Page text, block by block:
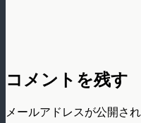
コメントを残す
メールアドレスが公開さ